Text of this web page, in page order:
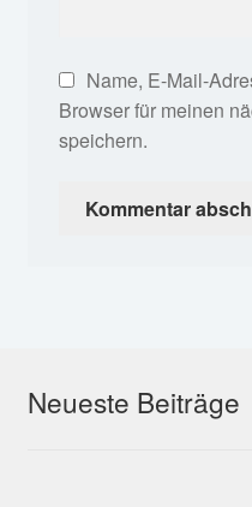
Name, E-Mail-
Browser für meinen
speichern.
Neueste Beiträge